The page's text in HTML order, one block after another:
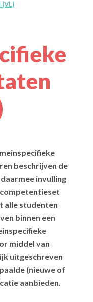
(VL)
beschrijven de
invulling
competentieset
alle studenten
binnen een
middel van
uitgeschreven
(nieuwe of
aanbieden.